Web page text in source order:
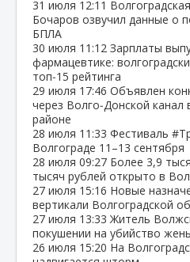
31 июля 12:11
Бочаров озвучил данные о
БПЛА
30 июля 11:12 Зарплаты
фармацевтике:
топ‑15 рейтинга
29 июля 17:46 Объявлен
через Волго‑Донской
районе
28 июля 11:33 Фестиваль
Волгограде 11–13 сентября
28 июля 09:27 Более 3,9
тысяч рублей открыто в
27 июля 15:16 Новые
вертикали Волгоградской
27 июля 13:33 Житель
покушении на убийство
26 июля 15:20 На